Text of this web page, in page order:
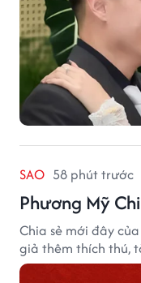
SAO 58 phút trước
Phương Mỹ
Chia sẻ mới đây
giả thêm thích thú,